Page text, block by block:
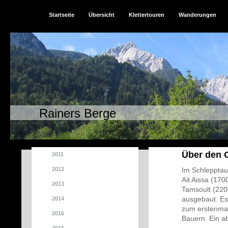
Startseite Übersicht Klettertouren Wanderungen
Rainers Berge
2011
2012
2013
2014
2015
Über den
Im
Ait Aissa
Tamsoult
ausgebaut.
zum
Bauern. Ein